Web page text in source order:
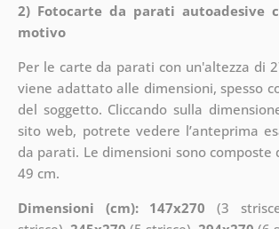
2) Fotocarte da parati autoadesive
motivo
Per le carte da parati con un'altezza di
viene adattato alle dimensioni, spesso
del soggetto. Cliccando sulla
sito web, potrete vedere l’anteprima
da parati. Le dimensioni sono composte
49 cm.
Dimensioni (cm): 147x270 (3